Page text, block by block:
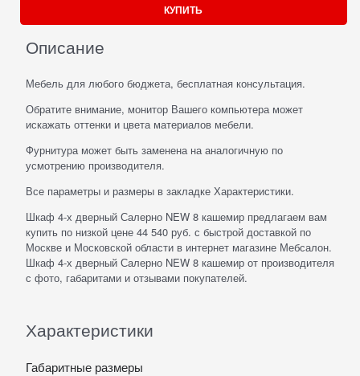
КУПИТЬ
Описание
Мебель для любого бюджета, бесплатная консультация.
Обратите внимание, монитор Вашего компьютера может
искажать оттенки и цвета материалов мебели.
Фурнитура может быть заменена на аналогичную по
усмотрению производителя.
Все параметры и размеры в закладке Характеристики.
Шкаф 4-х дверный Салерно NEW 8 кашемир предлагаем вам
купить по низкой цене 44 540 руб. с быстрой доставкой по
Москве и Московской области в интернет магазине Мебсалон.
Шкаф 4-х дверный Салерно NEW 8 кашемир от производителя
с фото, габаритами и отзывами покупателей.
Характеристики
Габаритные размеры